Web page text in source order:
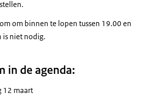
om binnen te lopen tussen 19.00 en
is niet nodig.
in de agenda:
12 maart